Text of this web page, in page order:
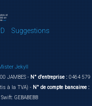
Suggestions
Jekyll
JAMBES -N° d'entreprise :0464 579
à la TVA) -N° de compte bancairee :
GEBABEBB